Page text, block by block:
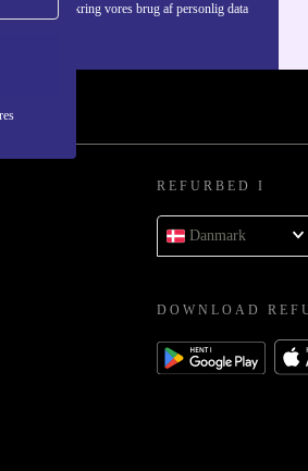
omkring vores brug af personlig data
REFURBED I
Danmark
DOWNLOAD